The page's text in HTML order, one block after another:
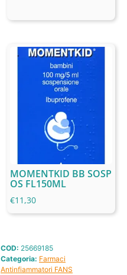
MOMENTKID BB SOSP
OS FL150ML
€11,30
COD: 25669185
Categoria: Farmaci
Antinfiammatori FANS